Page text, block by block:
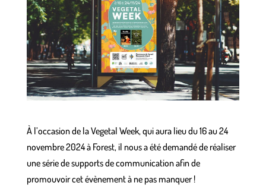
À l’occasion de la Vegetal Week, qui aura lieu du 16 au 24
novembre 2024 à Forest, il nous a été demandé de réaliser
une série de supports de communication afin de
promouvoir cet évènement à ne pas manquer !